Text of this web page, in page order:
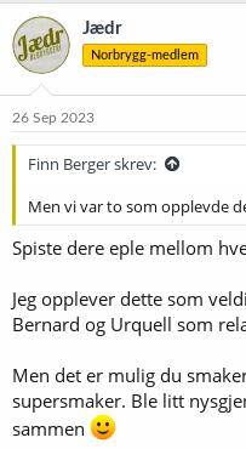
Jædr
Norbrygg-medlem
26 Sep 2023
Finn Berger skrev:
Men vi var to som opplevde
Spiste dere eple mellom
Jeg opplever dette som
Bernard og Urquell som
Men det er mulig du
supersmaker. Ble litt
sammen